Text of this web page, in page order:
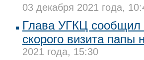
03 декабря 2021 года,
Глава УГКЦ сообщил
скорого визита папы
2021 года, 15:30